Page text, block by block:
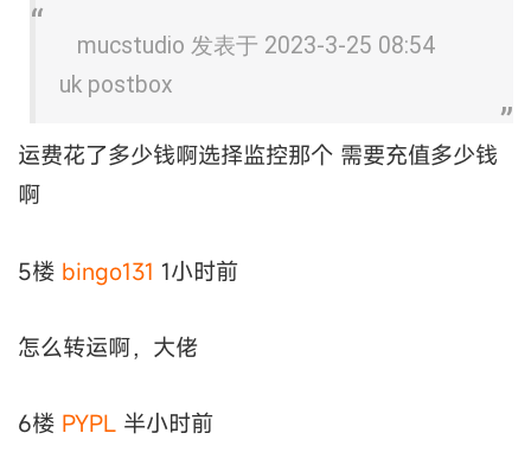
mucstudio 发表于 2023-3-25 08:54
uk postbox
运费花了多少钱啊选择监控那个 需要充值多少钱
啊
5楼 bingo131 1小时前
怎么转运啊，大佬
6楼 PYPL 半小时前